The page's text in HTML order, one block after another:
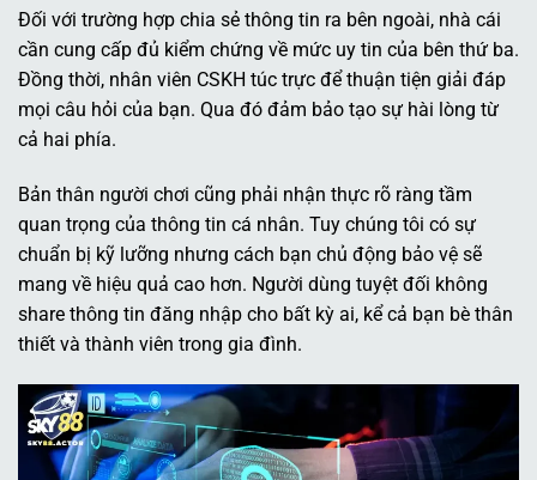
Đối với trường hợp chia sẻ thông tin ra bên ngoài, nhà cái
cần cung cấp đủ kiểm chứng về mức uy tin của bên thứ ba.
Đồng thời, nhân viên CSKH túc trực để thuận tiện giải đáp
mọi câu hỏi của bạn. Qua đó đảm bảo tạo sự hài lòng từ
cả hai phía.
Bản thân người chơi cũng phải nhận thực rõ ràng tầm
quan trọng của thông tin cá nhân. Tuy chúng tôi có sự
chuẩn bị kỹ lưỡng nhưng cách bạn chủ động bảo vệ sẽ
mang về hiệu quả cao hơn. Người dùng tuyệt đối không
share thông tin đăng nhập cho bất kỳ ai, kể cả bạn bè thân
thiết và thành viên trong gia đình.